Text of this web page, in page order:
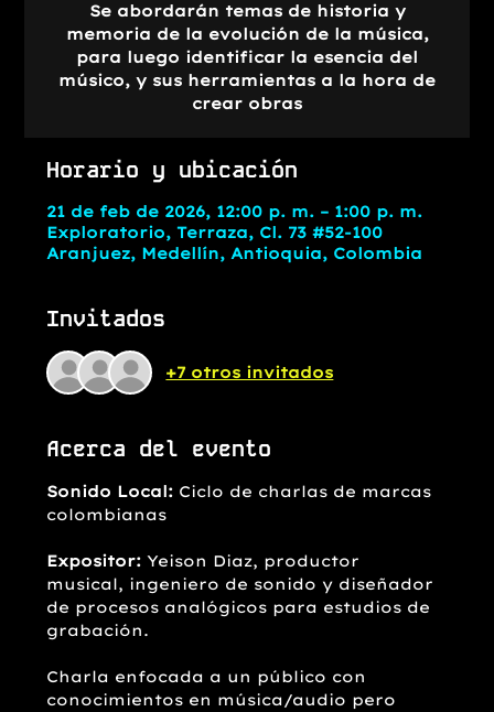
Se abordarán temas de historia y
memoria de la evolución de la música,
para luego identificar la esencia del
músico, y sus herramientas a la hora de
crear obras
Horario y ubicación
21 de feb de 2026, 12:00 p. m. – 1:00 p. m.
Exploratorio, Terraza, Cl. 73 #52-100
Aranjuez, Medellín, Antioquia, Colombia
Invitados
+7 otros invitados
Acerca del evento
Sonido Local: Ciclo de charlas de marcas
colombianas
Expositor: Yeison Diaz, productor
musical, ingeniero de sonido y diseñador
de procesos analógicos para estudios de
grabación.
Charla enfocada a un público con
conocimientos en música/audio pero